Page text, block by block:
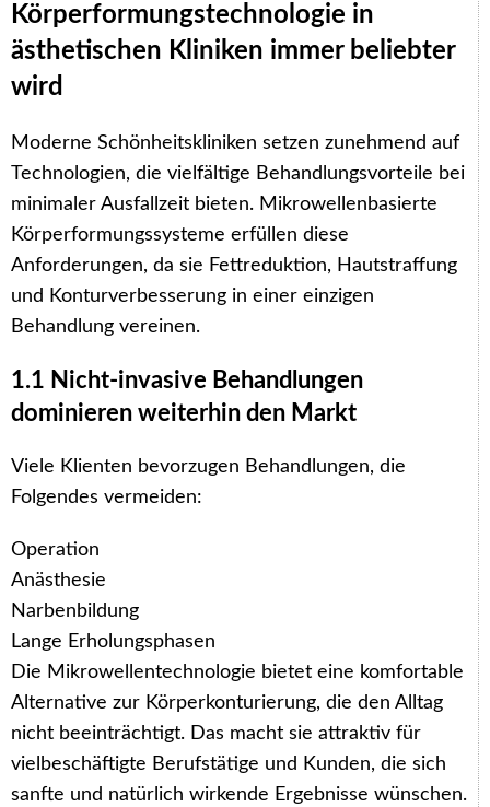
Körperformungstechnologie in
ästhetischen Kliniken immer beliebter
wird
Moderne Schönheitskliniken setzen zunehmend auf
Technologien, die vielfältige Behandlungsvorteile bei
minimaler Ausfallzeit bieten. Mikrowellenbasierte
Körperformungssysteme erfüllen diese
Anforderungen, da sie Fettreduktion, Hautstraffung
und Konturverbesserung in einer einzigen
Behandlung vereinen.
1.1 Nicht-invasive Behandlungen
dominieren weiterhin den Markt
Viele Klienten bevorzugen Behandlungen, die
Folgendes vermeiden:
Operation
Anästhesie
Narbenbildung
Lange Erholungsphasen
Die Mikrowellentechnologie bietet eine komfortable
Alternative zur Körperkonturierung, die den Alltag
nicht beeinträchtigt. Das macht sie attraktiv für
vielbeschäftigte Berufstätige und Kunden, die sich
sanfte und natürlich wirkende Ergebnisse wünschen.